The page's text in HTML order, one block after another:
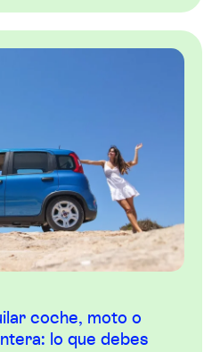
coche, moto o
lo que debes